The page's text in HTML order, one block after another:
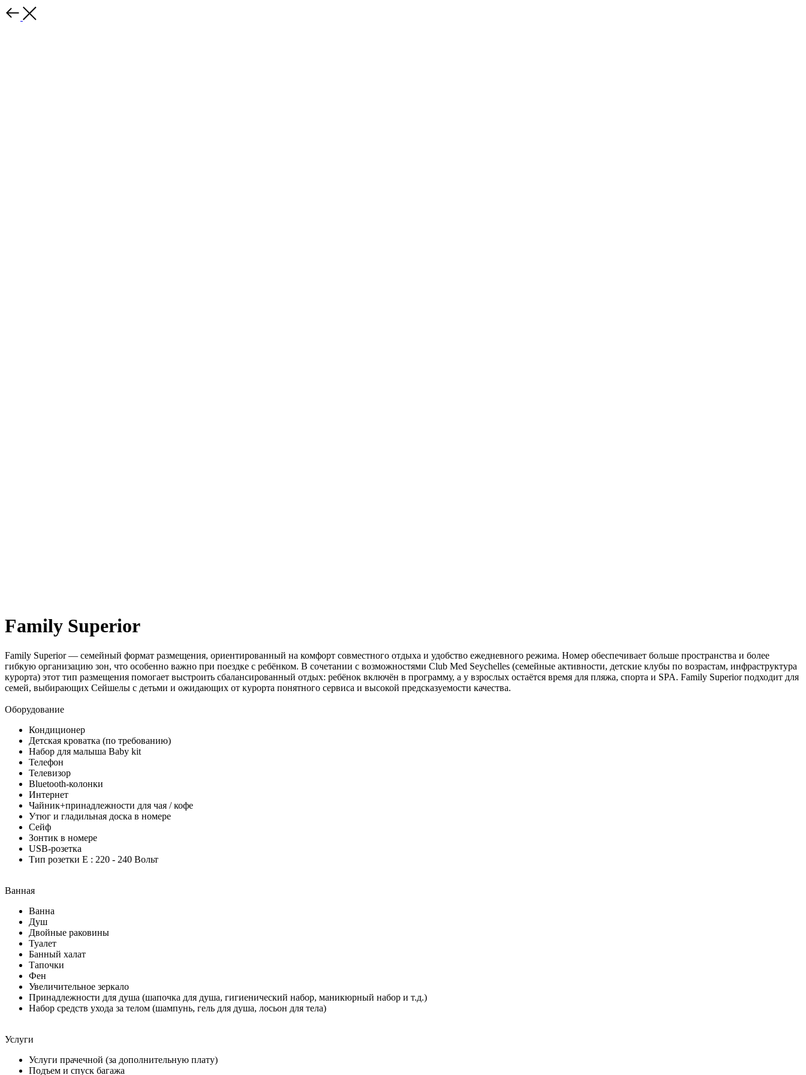
Family Superior
Family Superior — семейный формат размещения, ориентированный на комфорт совместного отдыха и удобство ежедневного режима. Номер обеспечивает больше пространства и более
гибкую организацию зон, что особенно важно при поездке с ребёнком. В сочетании с возможностями Club Med Seychelles (семейные активности, детские клубы по возрастам, инфраструктура
курорта) этот тип размещения помогает выстроить сбалансированный отдых: ребёнок включён в программу, а у взрослых остаётся время для пляжа, спорта и SPA. Family Superior подходит для
семей, выбирающих Сейшелы с детьми и ожидающих от курорта понятного сервиса и высокой предсказуемости качества.
Оборудование
Кондиционер
Детская кроватка (по требованию)
Набор для малыша Baby kit
Телефон
Телевизор
Bluetooth-колонки
Интернет
Чайник+принадлежности для чая / кофе
Утюг и гладильная доска в номере
Сейф
Зонтик в номере
USB-розетка
Тип розетки E : 220 - 240 Вольт
Ванная
Ванна
Душ
Двойные раковины
Туалет
Банный халат
Тапочки
Фен
Увеличительное зеркало
Принадлежности для душа (шапочка для душа, гигиенический набор, маникюрный набор и т.д.)
Набор средств ухода за телом (шампунь, гель для душа, лосьон для тела)
Услуги
Услуги прачечной (за дополнительную плату)
Подъем и спуск багажа